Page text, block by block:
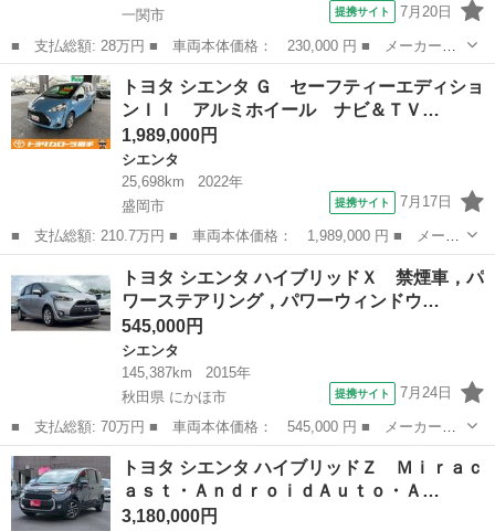
一関市 提携サイト 7月20日
■ 支払総額: 28万円 ■ 車両本体価格： 230,000 円 ■ メーカー
名： トヨタ ■ 車種名： シエンタ ■ グレード名： ＤＩＣＥ－
Ｇ ■ 排気量： 1500cc ■ ドア枚数： 5D ■ ミッション： AT4...
岩手 一関市 シエンタ
トヨタ シエンタ Ｇ セーフティーエディショ
ンＩＩ アルミホイール ナビ＆ＴＶ…
1,989,000円
シエンタ
25,698km
2022年
盛岡市
提携サイト 7月17日
■ 支払総額: 210.7万円 ■ 車両本体価格： 1,989,000 円 ■ メーカ
ー名： トヨタ ■ 車種名： シエンタ ■ グレード名： Ｇ セー
フティーエディションＩＩ アルミホイール ナビ＆ＴＶ 衝突被害
軽減シス...
シエンタ
トヨタ シエンタ ハイブリッドＸ 禁煙車，パ
ワーステアリング，パワーウィンドウ…
545,000円
シエンタ
145,387km
2015年
秋田県 にかほ市
提携サイト 7月24日
■ 支払総額: 70万円 ■ 車両本体価格： 545,000 円 ■ メーカー
名： トヨタ ■ 車種名： シエンタ ■ グレード名： ハイブリッ
ドＸ 禁煙車，パワーステアリング，パワーウィンドウ，ＥＴＣ，Ｂ
ＬＵＥＴＯＯＴＨ...
秋田 にかほ市 シエンタ
トヨタ シエンタ ハイブリッドＺ Ｍｉｒａｃ
ａｓｔ・ＡｎｄｒｏｉｄＡｕｔｏ・Ａ…
3,180,000円